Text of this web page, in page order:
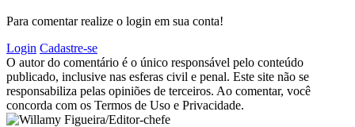
Para comentar realize o login em sua conta!
Login Cadastre-se
O autor do comentário é o único responsável pelo conteúdo
publicado, inclusive nas esferas civil e penal. Este site não se
responsabiliza pelas opiniões de terceiros. Ao comentar, você
concorda com os Termos de Uso e Privacidade.